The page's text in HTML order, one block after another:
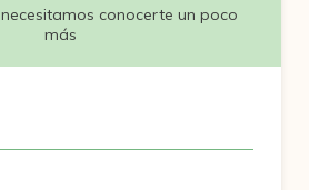
conocerte un poco
más